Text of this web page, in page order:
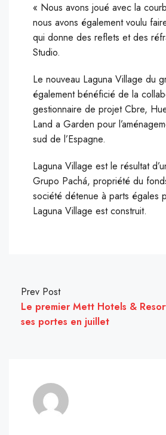
« Nous avons joué avec la
nous avons également voulu
qui donne des reflets et des
Studio.
Le nouveau Laguna Village du
également bénéficié de la
gestionnaire de projet Cbre,
Land a Garden pour
sud de l’Espagne.
Laguna Village est le résultat
Grupo Pachá, propriété du
société détenue à parts égales
Laguna Village est construit.
Prev Post
Le premier Mett Hotels &
ses portes en juillet